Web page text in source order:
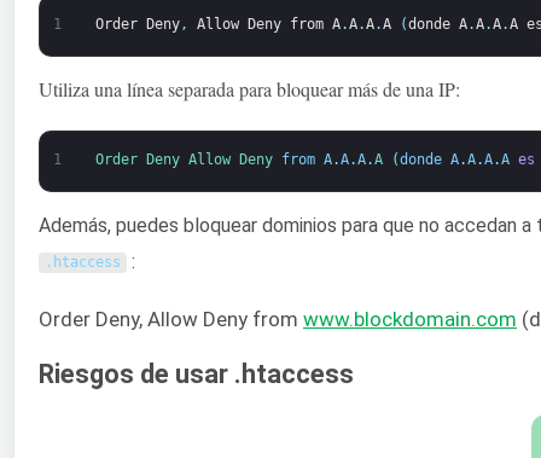
1 Order Deny, Allow Deny from A.A.A.A (donde A.A.A.A
Utiliza una línea separada para bloquear más de una IP:
1 Order Deny Allow Deny from A.A.A.A (donde A.A.A.A es
Además, puedes bloquear dominios para que no accedan
. htaccess :
Order Deny, Allow Deny from www.blockdomain.com
Riesgos de usar .htaccess